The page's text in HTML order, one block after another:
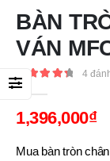
BÀN
VÁN
4.50
4
1,396,000₫
Mua bàn tròn